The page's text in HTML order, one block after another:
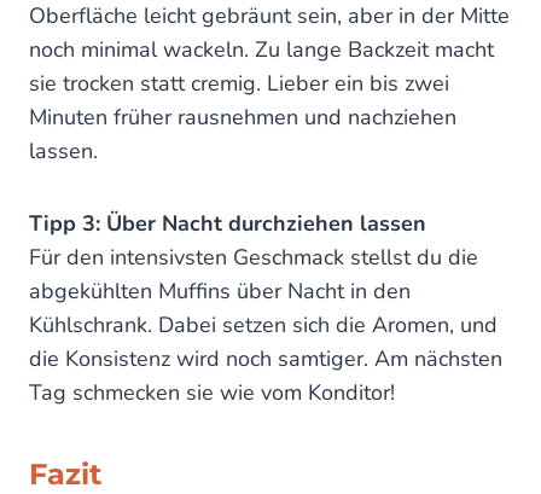
Oberfläche leicht gebräunt sein, aber in der Mitte
noch minimal wackeln. Zu lange Backzeit macht
sie trocken statt cremig. Lieber ein bis zwei
Minuten früher rausnehmen und nachziehen
lassen.
Tipp 3: Über Nacht durchziehen lassen
Für den intensivsten Geschmack stellst du die
abgekühlten Muffins über Nacht in den
Kühlschrank. Dabei setzen sich die Aromen, und
die Konsistenz wird noch samtiger. Am nächsten
Tag schmecken sie wie vom Konditor!
Fazit